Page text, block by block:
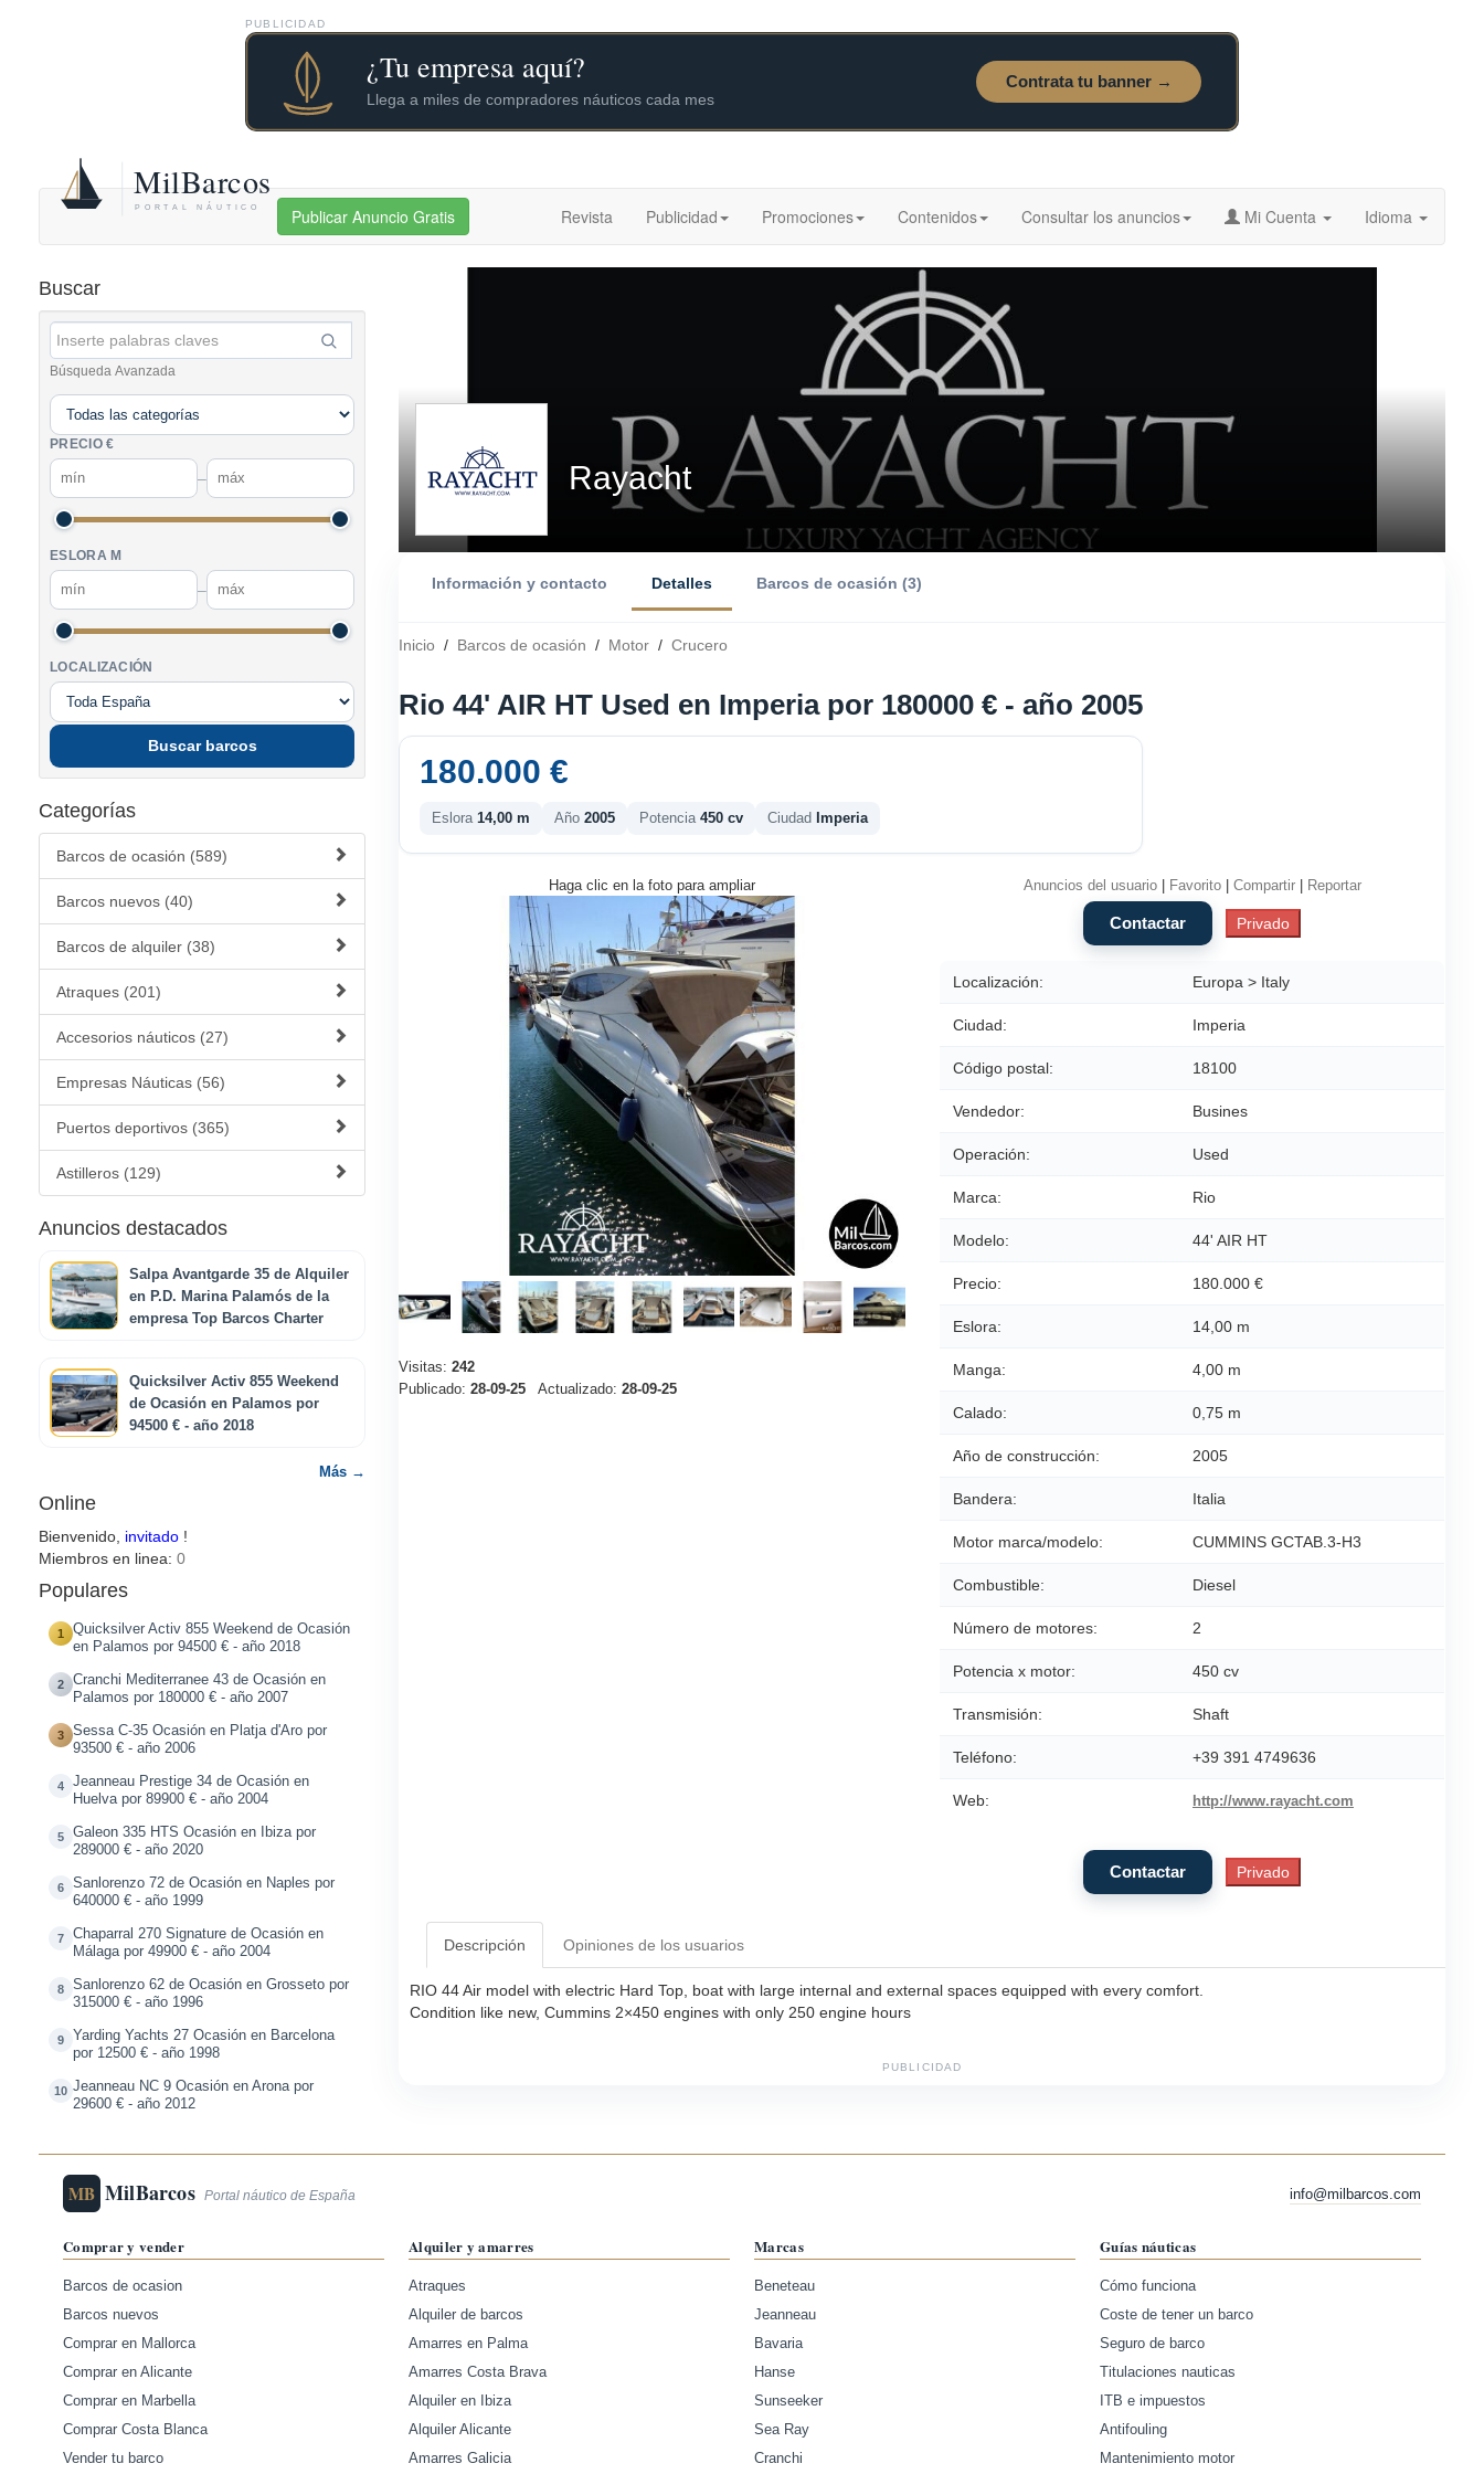
PUBLICIDAD
Publicar Anuncio Gratis Revista Publicidad Promociones Contenidos Consultar los anuncios Mi Cuenta Idioma
Buscar
Búsqueda Avanzada
PRECIO €
–
ESLORA M
–
LOCALIZACIÓN
Buscar barcos
Categorías
Barcos de ocasión (589)
Barcos nuevos (40)
Barcos de alquiler (38)
Atraques (201)
Accesorios náuticos (27)
Empresas Náuticas (56)
Puertos deportivos (365)
Astilleros (129)
Anuncios destacados
Salpa Avantgarde 35 de Alquiler
en P.D. Marina Palamós de la
empresa Top Barcos Charter
Quicksilver Activ 855 Weekend
de Ocasión en Palamos por
94500 € - año 2018
Más →
Online
Bienvenido, invitado !
Miembros en linea: 0
Populares
1
Quicksilver Activ 855 Weekend de Ocasión
en Palamos por 94500 € - año 2018
2
Cranchi Mediterranee 43 de Ocasión en
Palamos por 180000 € - año 2007
3
Sessa C-35 Ocasión en Platja d'Aro por
93500 € - año 2006
4
Jeanneau Prestige 34 de Ocasión en
Huelva por 89900 € - año 2004
5
Galeon 335 HTS Ocasión en Ibiza por
289000 € - año 2020
6
Sanlorenzo 72 de Ocasión en Naples por
640000 € - año 1999
7
Chaparral 270 Signature de Ocasión en
Málaga por 49900 € - año 2004
8
Sanlorenzo 62 de Ocasión en Grosseto por
315000 € - año 1996
9
Yarding Yachts 27 Ocasión en Barcelona
por 12500 € - año 1998
10 Jeanneau NC 9 Ocasión en Arona por
29600 € - año 2012
Rayacht
Información y contacto Detalles Barcos de ocasión (3)
Inicio / Barcos de ocasión / Motor / Crucero
Rio 44' AIR HT Used en Imperia por 180000 € - año 2005
180.000 €
Eslora 14,00 m Año 2005 Potencia 450 cv Ciudad Imperia
Haga clic en la foto para ampliar
Visitas: 242
Publicado: 28-09-25 Actualizado: 28-09-25
Anuncios del usuario| Favorito| Compartir| Reportar
Localización: Europa > Italy
Ciudad: Imperia
Código postal: 18100
Vendedor: Busines
Operación: Used
Marca: Rio
Modelo: 44' AIR HT
Precio: 180.000 €
Eslora: 14,00 m
Manga: 4,00 m
Calado: 0,75 m
Año de construcción: 2005
Bandera: Italia
Motor marca/modelo: CUMMINS GCTAB.3-H3
Combustible: Diesel
Número de motores: 2
Potencia x motor: 450 cv
Transmisión: Shaft
Teléfono: +39 391 4749636
Web: http://www.rayacht.com
Descripción Opiniones de los usuarios
RIO 44 Air model with electric Hard Top, boat with large internal and external spaces equipped with every comfort.
Condition like new, Cummins 2×450 engines with only 250 engine hours
PUBLICIDAD
MB MilBarcos Portal náutico de España info@milbarcos.com
Comprar y vender
Barcos de ocasion
Barcos nuevos
Comprar en Mallorca
Comprar en Alicante
Comprar en Marbella
Comprar Costa Blanca
Vender tu barco
Alquiler y amarres
Atraques
Alquiler de barcos
Amarres en Palma
Amarres Costa Brava
Alquiler en Ibiza
Alquiler Alicante
Amarres Galicia
Marcas
Beneteau
Jeanneau
Bavaria
Hanse
Sunseeker
Sea Ray
Cranchi
Guías náuticas
Cómo funciona
Coste de tener un barco
Seguro de barco
Titulaciones nauticas
ITB e impuestos
Antifouling
Mantenimiento motor